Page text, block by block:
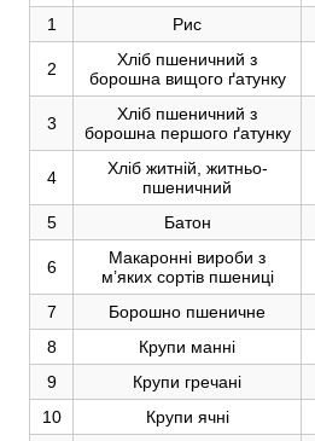
1
Рис
2
Хліб пшеничний з
борошна вищого ґатунку
3
Хліб пшеничний з
борошна першого ґатунку
4
Хліб житній, житньо-
пшеничний
5 Батон
6
Макаронні вироби з
м’яких сортів пшениці
7 Борошно пшеничне
8
Крупи манні
9
Крупи гречані
10
Крупи ячні